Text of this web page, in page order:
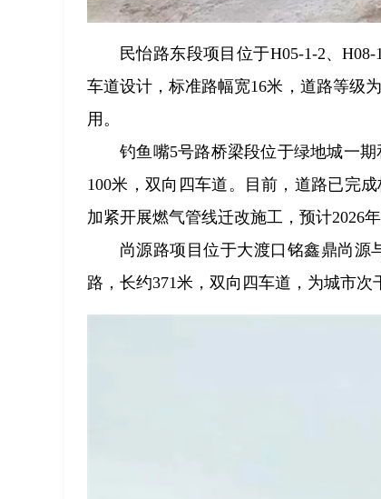
民怡路东段项目位于H05-1-2、
车道设计，标准路幅宽16米，道路等级
用。
钓鱼嘴5号路桥梁段位于绿地城一
100米，双向四车道。目前，道路已完
加紧开展燃气管线迁改施工，预计2026年
尚源路项目位于大渡口铭鑫鼎尚源
路，长约371米，双向四车道，为城市